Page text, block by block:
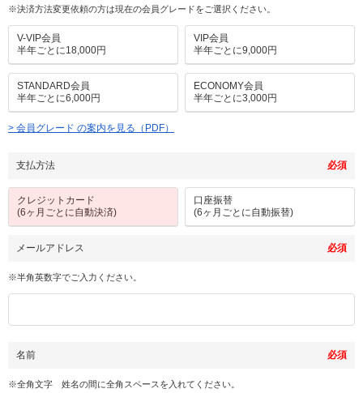
※決済方法変更依頼の方は現在の会員グレードをご選択ください。
V-VIP会員
半年ごとに18,000円
VIP会員
半年ごとに9,000円
STANDARD会員
半年ごとに6,000円
ECONOMY会員
半年ごとに3,000円
> 会員グレード の案内を見る（PDF）
支払方法 必須
クレジットカード
(6ヶ月ごとに自動決済)
口座振替
(6ヶ月ごとに自動振替)
メールアドレス 必須
※半角英数字でご入力ください。
名前 必須
※全角文字 姓名の間に全角スペースを入れてください。